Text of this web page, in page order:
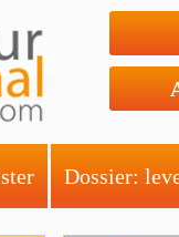
Dossier: